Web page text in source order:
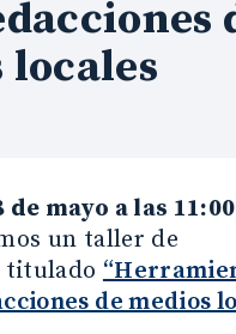
locales
mayo a las 11:00
un taller de
titulado
de medios